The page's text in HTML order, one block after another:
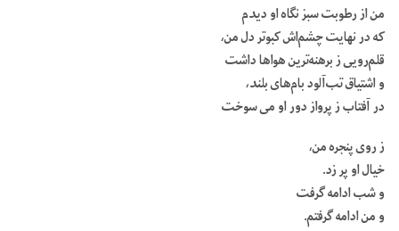
من از رطوبت سبز نگاه او دیدم
که در نهایت چشم‌اش کبوتر دل من،
قلم‌رویی ز برهنه‌ترین هواها داشت
و اشتیاق تب‌آلود بام‌های بلند،
در آفتاب ز پرواز دور او می سوخت
ز روی پنجره من،
خیال او پر زد.
و شب ادامه گرفت
و من ادامه گرفتم.